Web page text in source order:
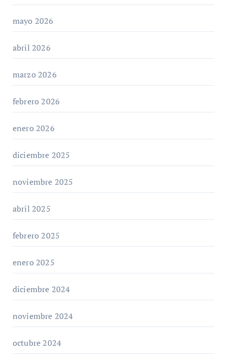
mayo 2026
abril 2026
marzo 2026
febrero 2026
enero 2026
diciembre 2025
noviembre 2025
abril 2025
febrero 2025
enero 2025
diciembre 2024
noviembre 2024
octubre 2024